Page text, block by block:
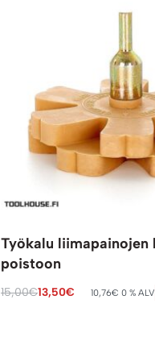
Työkalu liimapainojen
poistoon
15,00€13,50€ 10,76€ 0 % ALV